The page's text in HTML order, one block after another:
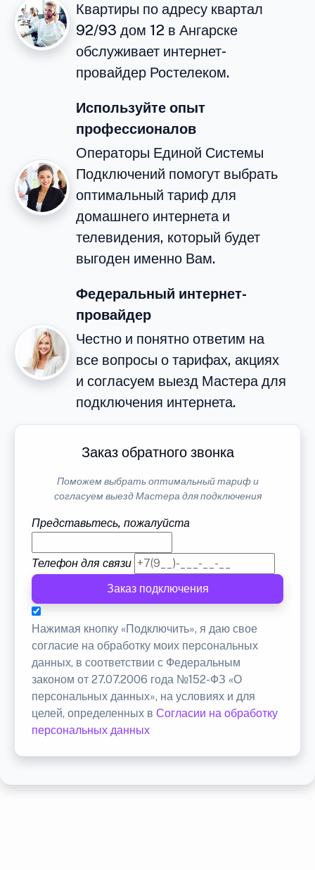
Квартиры по адресу квартал
92/93 дом 12 в Ангарске
обслуживает интернет-
провайдер Ростелеком.
Используйте опыт
профессионалов
Операторы Единой Системы
Подключений помогут выбрать
оптимальный тариф для
домашнего интернета и
телевидения, который будет
выгоден именно Вам.
Федеральный интернет-
провайдер
Честно и понятно ответим на
все вопросы о тарифах, акциях
и согласуем выезд Мастера для
подключения интернета.
Заказ обратного звонка
Поможем выбрать оптимальный тариф и
согласуем выезд Мастера для подключения
Представьтесь, пожалуйста
Телефон для связи
Заказ подключения
Нажимая кнопку «Подключить», я даю свое
согласие на обработку моих персональных
данных, в соответствии с Федеральным
законом от 27.07.2006 года №152-ФЗ «О
персональных данных», на условиях и для
целей, определенных в Согласии на обработку
персональных данных